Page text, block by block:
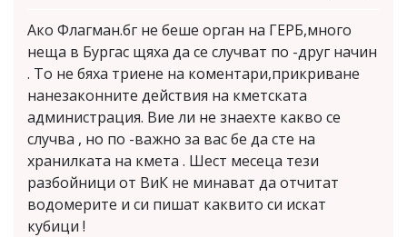
Ако Флагман.бг не беше орган на ГЕРБ,много
неща в Бургас щяха да се случват по -друг начин
. То не бяха триене на коментари,прикриване
нанезаконните действия на кметската
администрация. Вие ли не знаехте какво се
случва , но по -важно за вас бе да сте на
хранилката на кмета . Шест месеца тези
разбойници от ВиК не минават да отчитат
водомерите и си пишат каквито си искат
кубици !